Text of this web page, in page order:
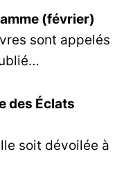
(février)
sont appelés
des Éclats
soit dévoilée à